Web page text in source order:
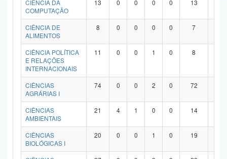
Banco Central do Brasil
CIÊNCIA DA
COMPUTAÇÃO
13 0 0 0 0 13
CIÊNCIA DE
ALIMENTOS
8 0 0 0 0 7
CIÊNCIA POLÍTICA
E RELAÇÕES
INTERNACIONAIS
11 0 0 1 0 8
CIÊNCIAS
AGRÁRIAS I
74 0 0 2 0 72
CIÊNCIAS
AMBIENTAIS
21 4 1 0 0 14
CIÊNCIAS
BIOLÓGICAS I
20 0 0 1 0 19